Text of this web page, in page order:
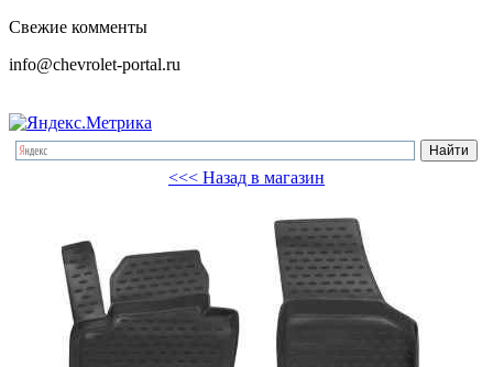
Свежие комменты
info@chevrolet-portal.ru
<<< Назад в магазин